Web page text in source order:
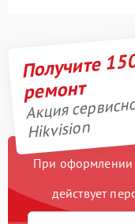
Получите
ремонт
Акция
Hikvision
При оформлении
действует